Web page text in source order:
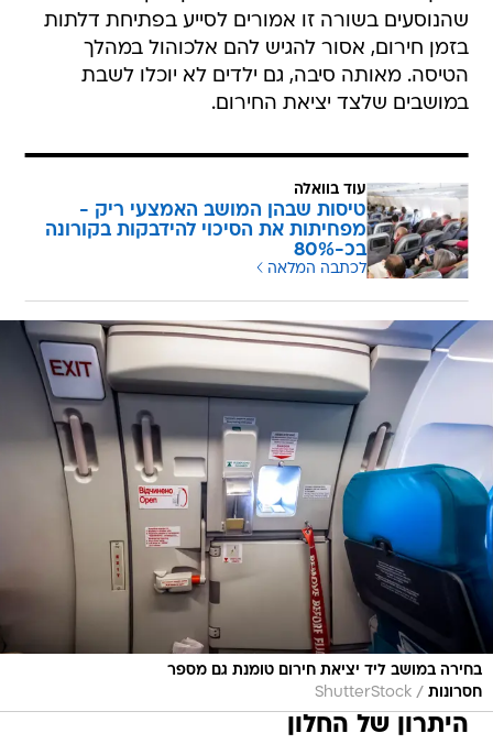
שהנוסעים בשורה זו אמורים לסייע בפתיחת דלתות
בזמן חירום, אסור להגיש להם אלכוהול במהלך
הטיסה. מאותה סיבה, גם ילדים לא יוכלו לשבת
במושבים שלצד יציאת החירום.
עוד בוואלה
טיסות שבהן המושב האמצעי ריק -
מפחיתות את הסיכוי להידבקות בקורונה
בכ-80%
לכתבה המלאה
בחירה במושב ליד יציאת חירום טומנת גם מספר
חסרונות /
ShutterStock
היתרון של החלון